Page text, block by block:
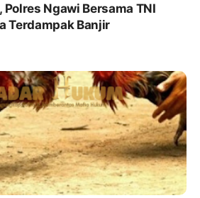
Polres Ngawi Bersama TNI
Terdampak Banjir